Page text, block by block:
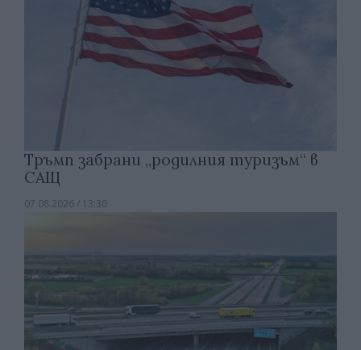
Тръмп забрани „родилния туризъм“ в
САЩ
07.08.2026 / 13:30